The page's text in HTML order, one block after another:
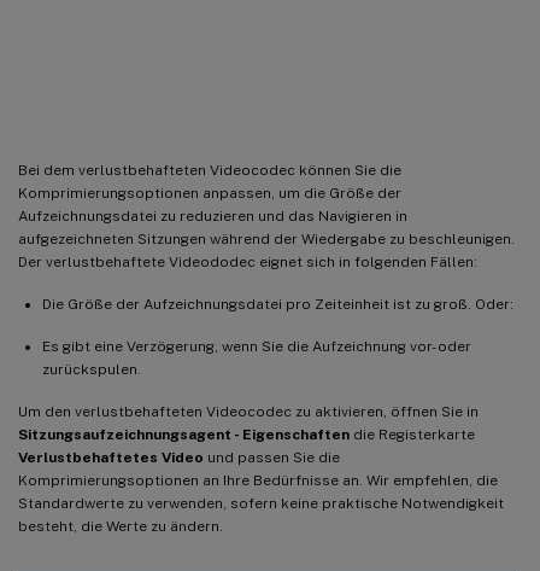
Bei dem verlustbehafteten Videocodec können Sie die
Komprimierungsoptionen anpassen, um die Größe der
Aufzeichnungsdatei zu reduzieren und das Navigieren in
aufgezeichneten Sitzungen während der Wiedergabe zu beschleunigen.
Der verlustbehaftete Videododec eignet sich in folgenden Fällen:
Die Größe der Aufzeichnungsdatei pro Zeiteinheit ist zu groß. Oder:
Es gibt eine Verzögerung, wenn Sie die Aufzeichnung vor- oder
zurückspulen.
Um den verlustbehafteten Videocodec zu aktivieren, öffnen Sie in
Sitzungsaufzeichnungsagent - Eigenschaften die Registerkarte
Verlustbehaftetes Video und passen Sie die
Komprimierungsoptionen an Ihre Bedürfnisse an. Wir empfehlen, die
Standardwerte zu verwenden, sofern keine praktische Notwendigkeit
besteht, die Werte zu ändern.